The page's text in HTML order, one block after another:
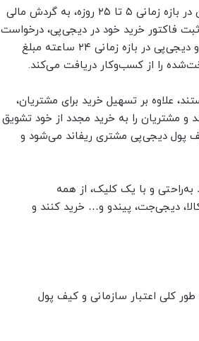
تسویه زودهنگام: دیجی‌پی با پرداخت دیون کسب و کارها و دریافت آن در بازه زمانی ۵ تا ۲۵ روزه، به گردش مالی
فاکتور خرید خود در دیجی‌پی، درخواست
تسویه مبلغ فاکتور به فروشنده در زمان مورد نظرشان را ثبت می‌کنند و دیجی‌پی در بازه زمانی ۲۴ ساعته مبلغ
علاوه بر تسهیل خرید برای مشتریان،
و مشتریان را به خرید مجدد از خود تشویق
پول دیجی‌پی مشتری ریفاند می‌شود و
به‌راحتی و با یک کلیک، از همه
دیجی‌‌جت، پیندو و… خرید کنند و
کلی اعتبار سازمانی و کیف پول